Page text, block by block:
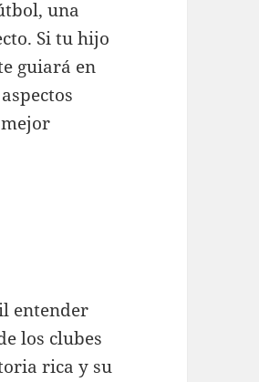
una
Si tu hijo
guiará en
entender
los clubes
rica y su